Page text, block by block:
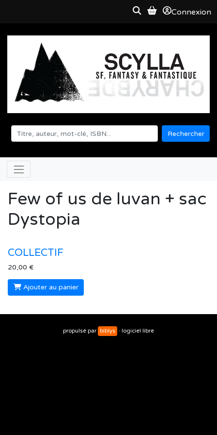
Connexion
Rechercher
Few of us de luvan + sac
Dystopia
COLLECTIF
20,00 €
Ajouter au panier
propulsé par biblys · logiciel libre